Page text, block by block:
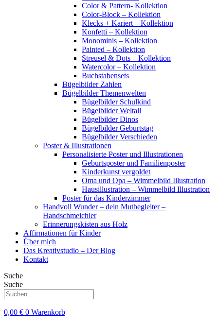
Color & Pattern- Kollektion
Color-Block – Kollektion
Klecks + Kariert – Kollektion
Konfetti – Kollektion
Monominis – Kollektion
Painted – Kollektion
Streusel & Dots – Kollektion
Watercolor – Kollektion
Buchstabensets
Bügelbilder Zahlen
Bügelbilder Themenwelten
Bügelbilder Schulkind
Bügelbilder Weltall
Bügelbilder Dinos
Bügelbilder Geburtstag
Bügelbilder Verschieden
Poster & Illustrationen
Personalisierte Poster und Illustrationen
Geburtsposter und Familienposter
Kinderkunst vergoldet
Oma und Opa – Wimmelbild Illustration
Hausillustration – Wimmelbild Illustration
Poster für das Kinderzimmer
Handvoll Wunder – dein Mutbegleiter –
Handschmeichler
Erinnerungskisten aus Holz
Affirmationen für Kinder
Über mich
Das Kreativstudio – Der Blog
Kontakt
Suche
Suche
0,00 € 0 Warenkorb